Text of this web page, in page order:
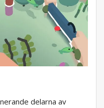
delarna av